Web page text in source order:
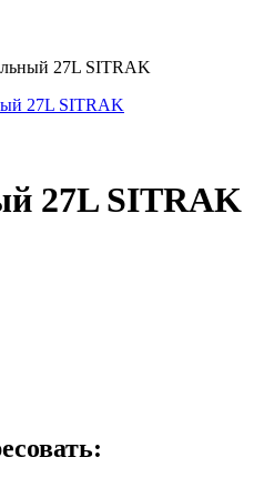
27L SITRAK
27L SITRAK